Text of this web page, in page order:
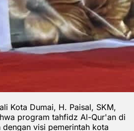
Kota Dumai, H. Paisal, SKM,
program tahfidz Al-Qur'an di
visi pemerintah kota